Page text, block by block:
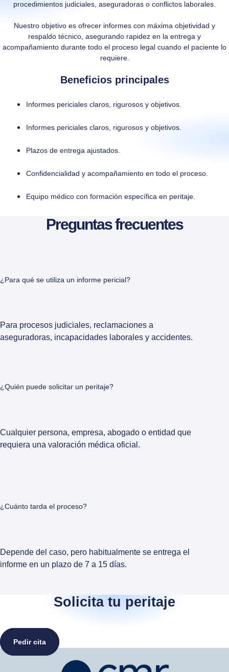
procedimientos judiciales, aseguradoras o conflictos laborales.
Nuestro objetivo es ofrecer informes con máxima objetividad y
respaldo técnico, asegurando rapidez en la entrega y
acompañamiento durante todo el proceso legal cuando el paciente lo
requiere.
Beneficios principales
Informes periciales claros, rigurosos y objetivos.
Informes periciales claros, rigurosos y objetivos.
Plazos de entrega ajustados.
Confidencialidad y acompañamiento en todo el proceso.
Equipo médico con formación específica en peritaje.
Preguntas frecuentes
¿Para qué se utiliza un informe pericial?
Para procesos judiciales, reclamaciones a
aseguradoras, incapacidades laborales y accidentes.
¿Quién puede solicitar un peritaje?
Cualquier persona, empresa, abogado o entidad que
requiera una valoración médica oficial.
¿Cuánto tarda el proceso?
Depende del caso, pero habitualmente se entrega el
informe en un plazo de 7 a 15 días.
Solicita tu peritaje
Pedir cita